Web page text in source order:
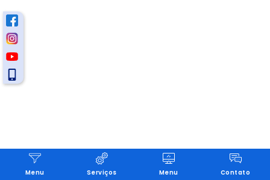
Menu Serviços Menu Contato